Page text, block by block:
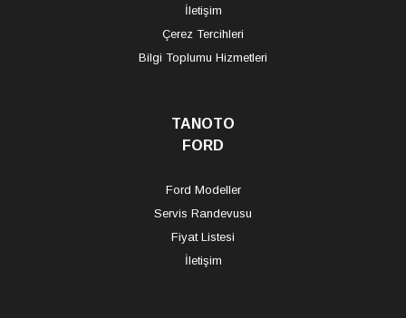
İletişim
Çerez Tercihleri
Bilgi Toplumu Hizmetleri
TANOTO
FORD
Ford Modeller
Servis Randevusu
Fiyat Listesi
İletişim